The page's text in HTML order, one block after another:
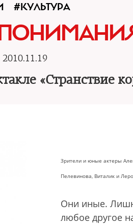
#КУЛЬТУРА
2010.11.19
«Странствие
Зрители и юные актеры
Пелевинова, Виталик и
Они иные.
любое другое